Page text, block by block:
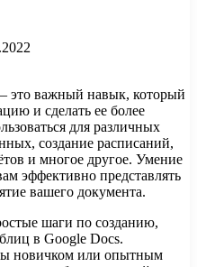
это важный навык, который
и сделать ее более
для различных
создание расписаний,
и многое другое. Умение
эффективно представлять
вашего документа.
шаги по созданию,
в Google Docs.
новичком или опытным